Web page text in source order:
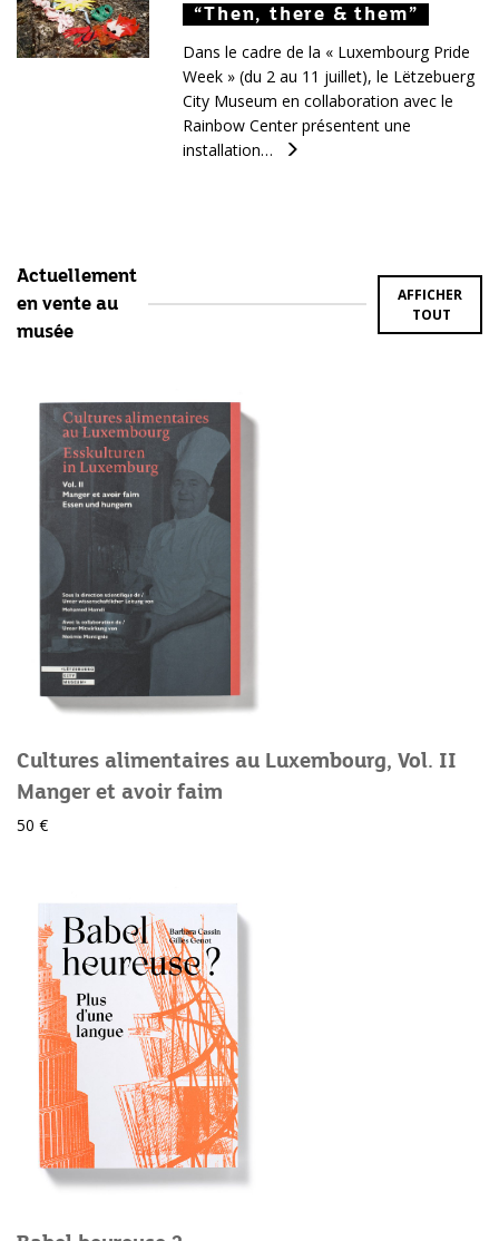
“Then, there & them”
“Then, there & them”
“Then, there & them”
Dans le cadre de la « Luxembourg Pride
Week » (du 2 au 11 juillet), le Lëtzebuerg
City Museum en collaboration avec le
Rainbow Center présentent une
installation…
Actuellement
en vente au
musée
AFFICHER
TOUT
Cultures alimentaires au Luxembourg, Vol. II
Manger et avoir faim
50 €